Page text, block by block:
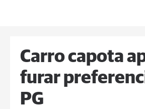
Carro capota
furar
PG